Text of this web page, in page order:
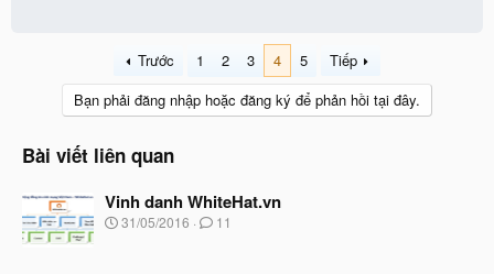
Trước 1 2 3 4 5
Tiếp
Bạn phải đăng nhập hoặc đăng ký để phản hồi tại đây.
Bài viết liên quan
Vinh danh WhiteHat.vn
N
31/05/2016 11